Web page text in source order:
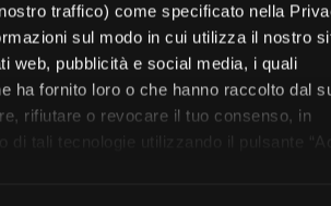
traffico) come specificato nella
sul modo in cui utilizza il nostro
web, pubblicità e social media, i quali
ha fornito loro o che hanno raccolto dal
rifiutare o revocare il tuo consenso, in
di tali tecnologie utilizzando il pulsante
Piemonte